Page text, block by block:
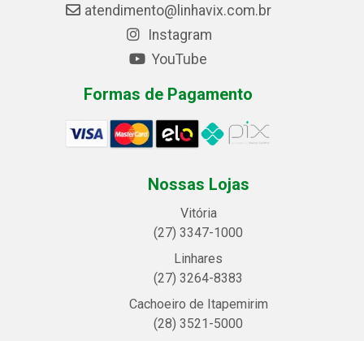
atendimento@linhavix.com.br
Instagram
YouTube
Formas de Pagamento
Nossas Lojas
Vitória
(27) 3347-1000
Linhares
(27) 3264-8383
Cachoeiro de Itapemirim
(28) 3521-5000